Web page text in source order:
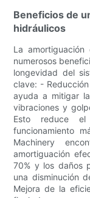
Beneficios de
hidráulicos
La
numerosos
longevidad del
clave: -
ayuda a mitigar
vibraciones y
Esto reduce
funcionamiento
Machinery
amortiguación
70% y los daños
una disminución
Mejora de la